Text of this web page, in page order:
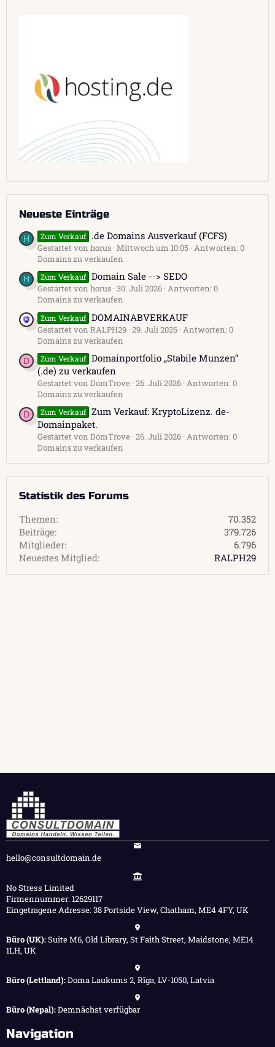
Neueste Einträge
H Zum Verkauf .de Domains Ausverkauf (FCFS)
Gestartet von horus Mittwoch um 10:05 Antworten: 0
Domains zu verkaufen
H Zum Verkauf Domain Sale --> SEDO
Gestartet von horus 30. Juli 2026 Antworten: 0
Domains zu verkaufen
Zum Verkauf DOMAINABVERKAUF
Gestartet von RALPH29 29. Juli 2026 Antworten: 0
Domains zu verkaufen
D Zum Verkauf Domainportfolio „Stabile Munzen“
(.de) zu verkaufen
Gestartet von DomTrove 26. Juli 2026 Antworten: 0
Domains zu verkaufen
D Zum Verkauf Zum Verkauf: KryptoLizenz. de-
Domainpaket.
Gestartet von DomTrove 26. Juli 2026 Antworten: 0
Domains zu verkaufen
Statistik des Forums
Themen
70.352
Beiträge
379.726
Mitglieder
6.796
Neuestes Mitglied
RALPH29
hello@consultdomain.de
No Stress Limited
Firmennummer: 12629117
Eingetragene Adresse: 38 Portside View, Chatham, ME4 4FY, UK
Büro (UK):Suite M6, Old Library, St Faith Street, Maidstone, ME14
1LH, UK
Büro (Lettland):Doma Laukums 2, Rīga, LV-1050, Latvia
Büro (Nepal):Demnächst verfügbar
Navigation